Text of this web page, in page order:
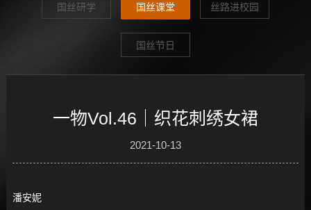
国丝研学 国丝课堂 丝路进校园
国丝节日
一物Vol.46｜织花刺绣女裙
2021-10-13
潘安妮